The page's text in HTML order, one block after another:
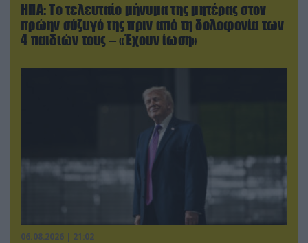
ΗΠΑ: Το τελευταίο μήνυμα της μητέρας στον
πρώην σύζυγό της πριν από τη δολοφονία των
4 παιδιών τους – «Έχουν ίωση»
06.08.2026 | 21:02